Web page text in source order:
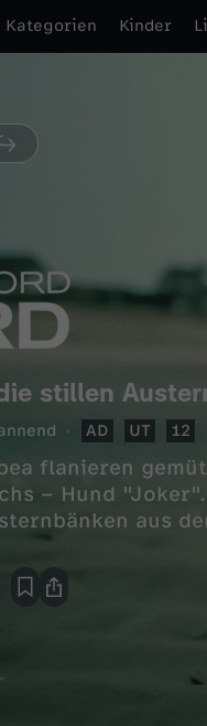
Kategorien Kinder
stillen
AD UT 12
flanieren
– Hund
aus